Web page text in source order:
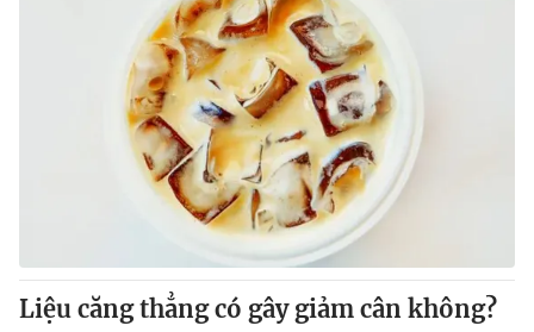
Thế giới đó đây
Thị trường
Góc doanh nghiệp
Truyền hình
Liệu căng thẳng có gây giảm cân không?